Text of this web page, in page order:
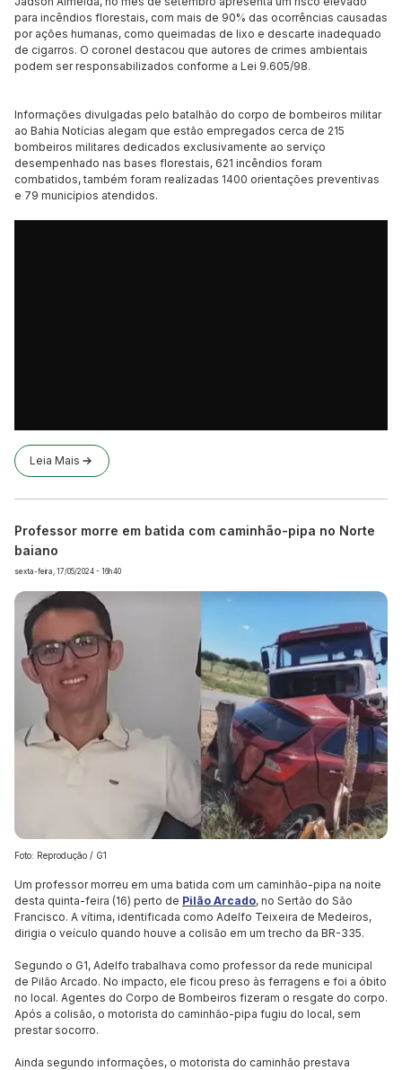
para incêndios florestais, com mais de 90% das ocorrências causadas
por ações humanas, como queimadas de lixo e descarte inadequado
de cigarros. O coronel destacou que autores de crimes ambientais
podem ser responsabilizados conforme a Lei 9.605/98.
Informações divulgadas pelo batalhão do corpo de bombeiros militar
ao Bahia Notícias alegam que estão empregados cerca de 215
bombeiros militares dedicados exclusivamente ao serviço
desempenhado nas bases florestais, 621 incêndios foram
combatidos, também foram realizadas 1400 orientações preventivas
e 79 municípios atendidos.
Leia Mais
Professor morre em batida com caminhão-pipa no Norte
baiano
sexta-feira, 17/05/2024 - 16h40
Foto: Reprodução / G1
Um professor morreu em uma batida com um caminhão-pipa na noite
desta quinta-feira (16) perto de Pilão Arcado, no Sertão do São
Francisco. A vítima, identificada como Adelfo Teixeira de Medeiros,
dirigia o veículo quando houve a colisão em um trecho da BR-335.
Segundo o G1, Adelfo trabalhava como professor da rede municipal
de Pilão Arcado. No impacto, ele ficou preso às ferragens e foi a óbito
no local. Agentes do Corpo de Bombeiros fizeram o resgate do corpo.
Após a colisão, o motorista do caminhão-pipa fugiu do local, sem
prestar socorro.
Ainda segundo informações, o motorista do caminhão prestava